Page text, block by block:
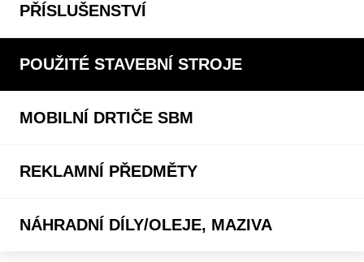
PŘÍSLUŠENSTVÍ
POUŽITÉ STAVEBNÍ STROJE
MOBILNÍ DRTIČE SBM
REKLAMNÍ PŘEDMĚTY
NÁHRADNÍ DÍLY/OLEJE, MAZIVA